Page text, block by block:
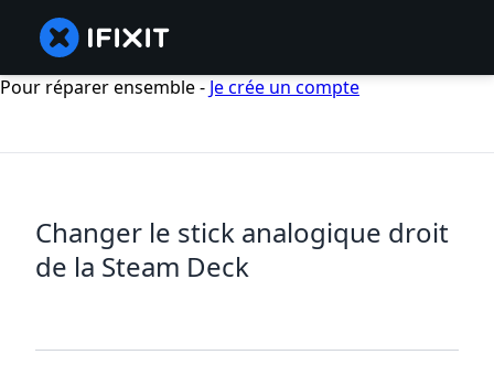
Pour réparer ensemble - Je crée un compte
Changer le stick analogique droit
de la Steam Deck